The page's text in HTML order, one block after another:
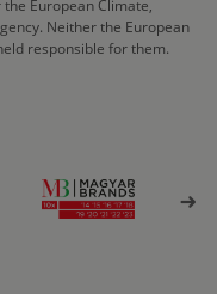
European Climate,
Neither the European
responsible for them.